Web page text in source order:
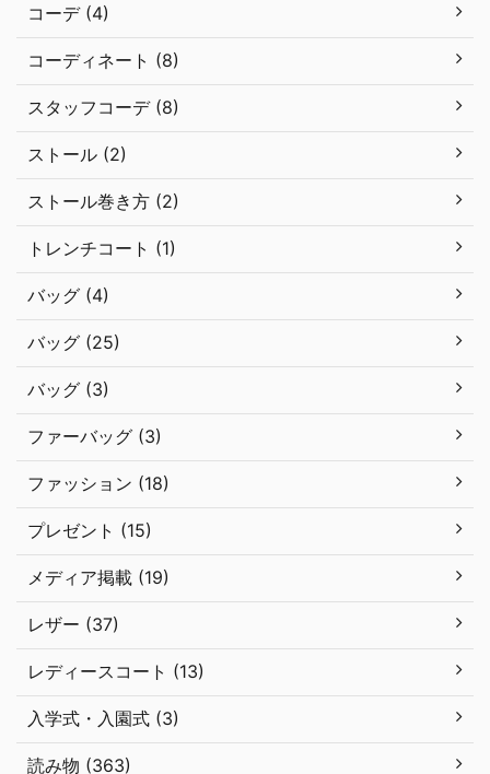
コーデ (4)
コーディネート (8)
スタッフコーデ (8)
ストール (2)
ストール巻き方 (2)
トレンチコート (1)
バッグ (4)
バッグ (25)
バッグ (3)
ファーバッグ (3)
ファッション (18)
プレゼント (15)
メディア掲載 (19)
レザー (37)
レディースコート (13)
入学式・入園式 (3)
読み物 (363)